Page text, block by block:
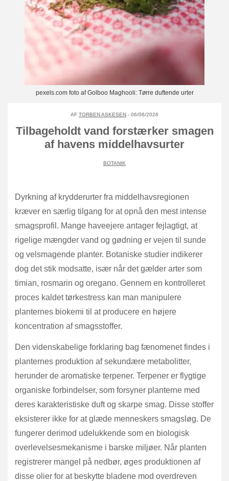
pexels.com foto af Golboo Maghooli: Tørre duftende urter
AF TORBEN ASKESEN - 06/06/2026
Tilbageholdt vand forstærker smagen
af havens middelhavsurter
BOTANIK
Dyrkning af krydderurter fra middelhavsregionen
kræver en særlig tilgang for at opnå den mest intense
smagsprofil. Mange haveejere antager fejlagtigt, at
rigelige mængder vand og gødning er vejen til sunde
og velsmagende planter. Botaniske studier indikerer
dog det stik modsatte, især når det gælder arter som
timian, rosmarin og oregano. Gennem en kontrolleret
proces kaldet tørkestress kan man manipulere
planternes biokemi til at producere en højere
koncentration af smagsstoffer.
Den videnskabelige forklaring bag fænomenet findes i
planternes produktion af sekundære metabolitter,
herunder de aromatiske terpener. Terpener er flygtige
organiske forbindelser, som forsyner planterne med
deres karakteristiske duft og skarpe smag. Disse stoffer
eksisterer ikke for at glæde menneskers smagsløg. De
fungerer derimod udelukkende som en biologisk
overlevelsesmekanisme i barske miljøer. Når planten
registrerer mangel på nedbør, øges produktionen af
disse olier for at beskytte bladene mod overdreven